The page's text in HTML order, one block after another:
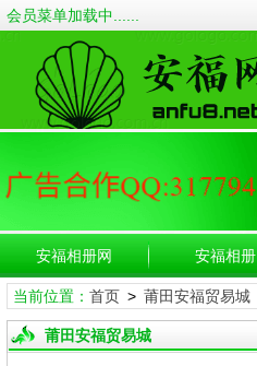
会员菜单加载中......
安福相册网 安福相册
当前位置： 首页> 莆田安福贸易城
莆田安福贸易城